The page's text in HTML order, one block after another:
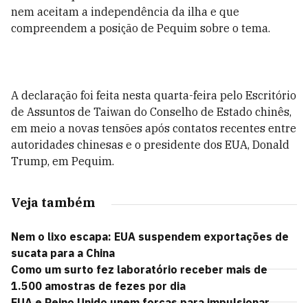
nem aceitam a independência da ilha e que
compreendem a posição de Pequim sobre o tema.
A declaração foi feita nesta quarta-feira pelo Escritório
de Assuntos de Taiwan do Conselho de Estado chinês,
em meio a novas tensões após contatos recentes entre
autoridades chinesas e o presidente dos EUA, Donald
Trump, em Pequim.
Veja também
Nem o lixo escapa: EUA suspendem exportações de
sucata para a China
Como um surto fez laboratório receber mais de
1.500 amostras de fezes por dia